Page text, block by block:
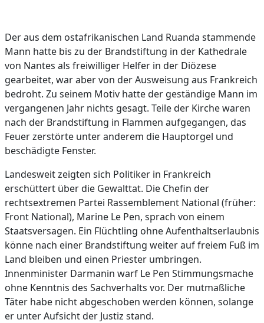
Der aus dem ostafrikanischen Land Ruanda stammende
Mann hatte bis zu der Brandstiftung in der Kathedrale
von Nantes als freiwilliger Helfer in der Diözese
gearbeitet, war aber von der Ausweisung aus Frankreich
bedroht. Zu seinem Motiv hatte der geständige Mann im
vergangenen Jahr nichts gesagt. Teile der Kirche waren
nach der Brandstiftung in Flammen aufgegangen, das
Feuer zerstörte unter anderem die Hauptorgel und
beschädigte Fenster.
Landesweit zeigten sich Politiker in Frankreich
erschüttert über die Gewalttat. Die Chefin der
rechtsextremen Partei Rassemblement National (früher:
Front National), Marine Le Pen, sprach von einem
Staatsversagen. Ein Flüchtling ohne Aufenthaltserlaubnis
könne nach einer Brandstiftung weiter auf freiem Fuß im
Land bleiben und einen Priester umbringen.
Innenminister Darmanin warf Le Pen Stimmungsmache
ohne Kenntnis des Sachverhalts vor. Der mutmaßliche
Täter habe nicht abgeschoben werden können, solange
er unter Aufsicht der Justiz stand.